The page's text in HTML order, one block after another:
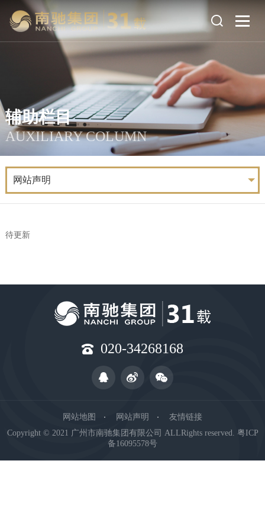
辅助栏目
AUXILIARY COLUMN
网站声明
待更新
020-34268168
网站地图 网站声明
友情链接
Copyright © 2021 广州市南驰集团有限公司 ALLRights reserved. 粤ICP
备16095578号